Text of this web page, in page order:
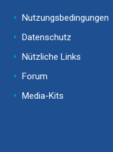
Nutzungsbedingungen
Datenschutz
Nützliche Links
Forum
Media-Kits